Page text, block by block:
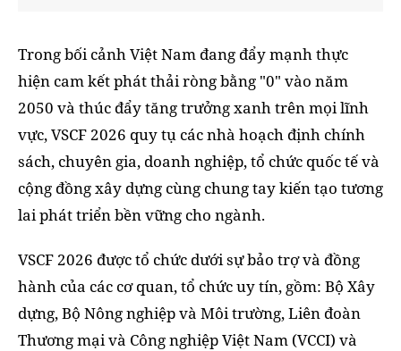
Trong bối cảnh Việt Nam đang đẩy mạnh thực
hiện cam kết phát thải ròng bằng "0" vào năm
2050 và thúc đẩy tăng trưởng xanh trên mọi lĩnh
vực, VSCF 2026 quy tụ các nhà hoạch định chính
sách, chuyên gia, doanh nghiệp, tổ chức quốc tế và
cộng đồng xây dựng cùng chung tay kiến tạo tương
lai phát triển bền vững cho ngành.
VSCF 2026 được tổ chức dưới sự bảo trợ và đồng
hành của các cơ quan, tổ chức uy tín, gồm: Bộ Xây
dựng, Bộ Nông nghiệp và Môi trường, Liên đoàn
Thương mại và Công nghiệp Việt Nam (VCCI) và